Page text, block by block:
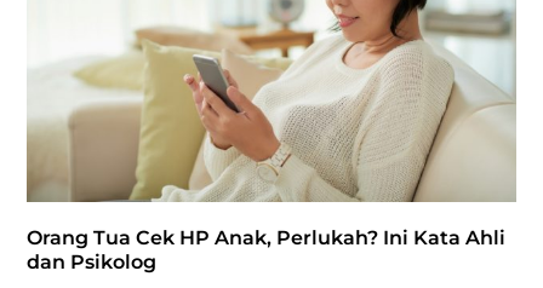
Orang Tua Cek HP Anak, Perlukah? Ini Kata Ahli
dan Psikolog